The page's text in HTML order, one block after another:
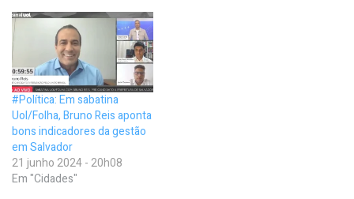
#Política: Em sabatina
Uol/Folha, Bruno Reis aponta
bons indicadores da gestão
em Salvador
21 junho 2024 - 20h08
Em "Cidades"